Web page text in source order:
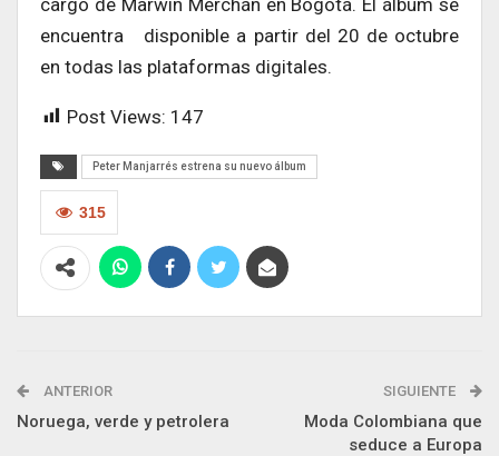
encuentra disponible a partir del 20 de octubre
en todas las plataformas digitales.
Post Views: 147
Peter Manjarrés estrena su nuevo álbum
315
ANTERIOR
Noruega, verde y petrolera
SIGUIENTE
Moda Colombiana que
seduce a Europa